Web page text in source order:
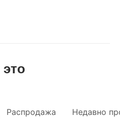
Распродажа Недавно